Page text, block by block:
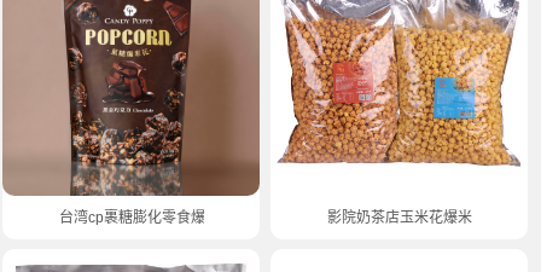
台湾cp裹糖膨化零食爆米花 影院奶茶店玉米花爆米花10公斤